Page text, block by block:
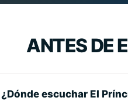
ANTES DE
¿Dónde escuchar El